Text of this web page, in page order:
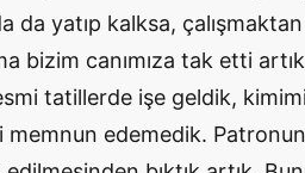
yatıp kalksa, çalışmaktan
bizim canımıza tak etti
tatillerde işe geldik,
edemedik.